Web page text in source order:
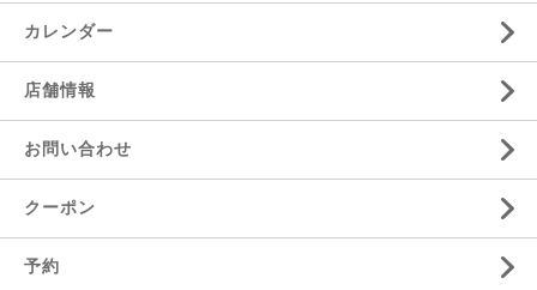
カレンダー
店舗情報
お問い合わせ
クーポン
予約